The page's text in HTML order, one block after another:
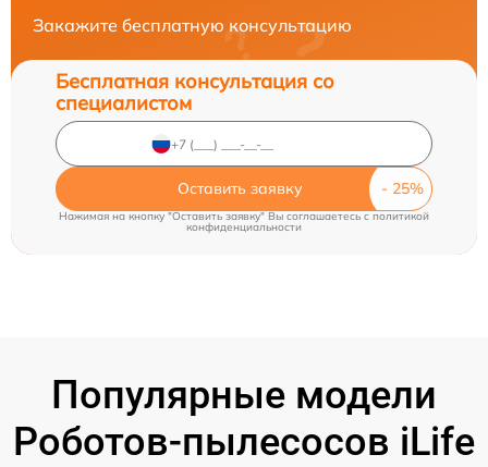
Закажите бесплатную консультацию
Бесплатная консультация со
специалистом
Оставить заявку
Нажимая на кнопку "Оставить заявку" Вы соглашаетесь c политикой
конфиденциальности
Популярные модели
Роботов-пылесосов iLife